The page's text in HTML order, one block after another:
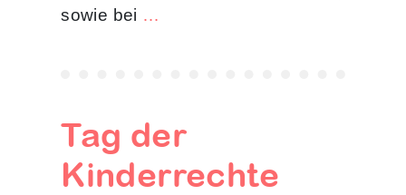
sowie bei …
Tag der
Kinderrechte